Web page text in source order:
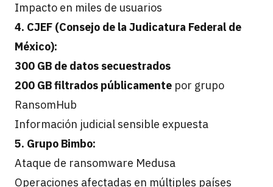
Impacto en miles de usuarios
4. CJEF (Consejo de la Judicatura Federal de
México):
300 GB de datos secuestrados
200 GB filtrados públicamente por grupo
RansomHub
Información judicial sensible expuesta
5. Grupo Bimbo:
Ataque de ransomware Medusa
Operaciones afectadas en múltiples países